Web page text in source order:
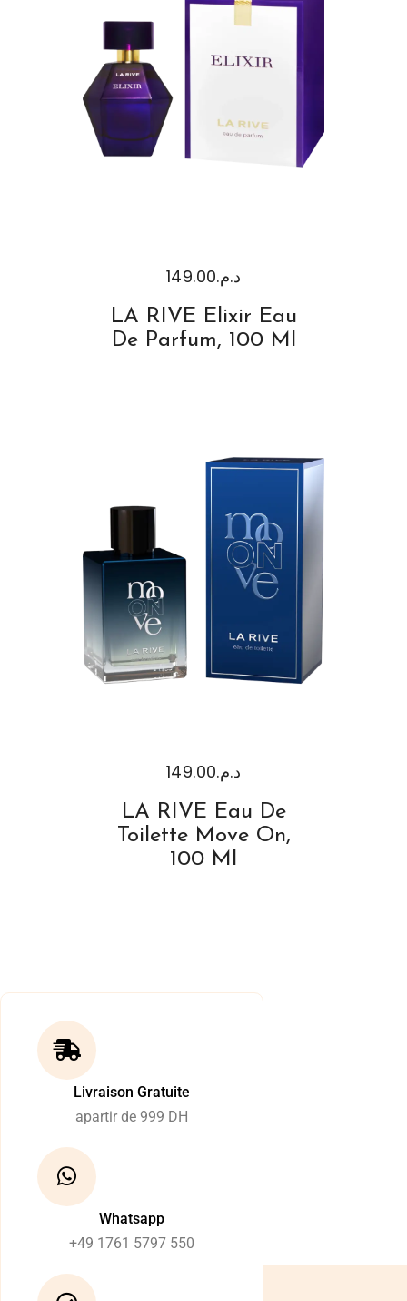
د.م.149.00
LA RIVE Elixir Eau
De Parfum, 100 Ml
د.م.149.00
LA RIVE Eau De
Toilette Move On,
100 Ml
Livraison Gratuite
apartir de 999 DH
Whatsapp
+49 1761 5797 550